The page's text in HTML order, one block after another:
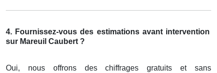
4. Fournissez-vous des estimations avant intervention
sur Mareuil Caubert ?
Oui, nous offrons des chiffrages gratuits et sans